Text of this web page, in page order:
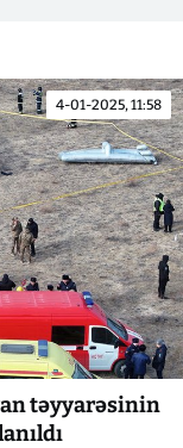
4-01-2025, 11:58
təyyarəsinin